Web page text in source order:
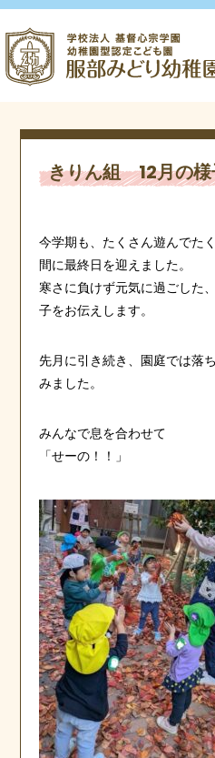
きりん組 12月の様
今学期も、たくさん遊んでた
間に最終日を迎えました。
寒さに負けず元気に過ごした
子をお伝えします。
先月に引き続き、園庭では落
みました。
みんなで息を合わせて
「せーの！！」